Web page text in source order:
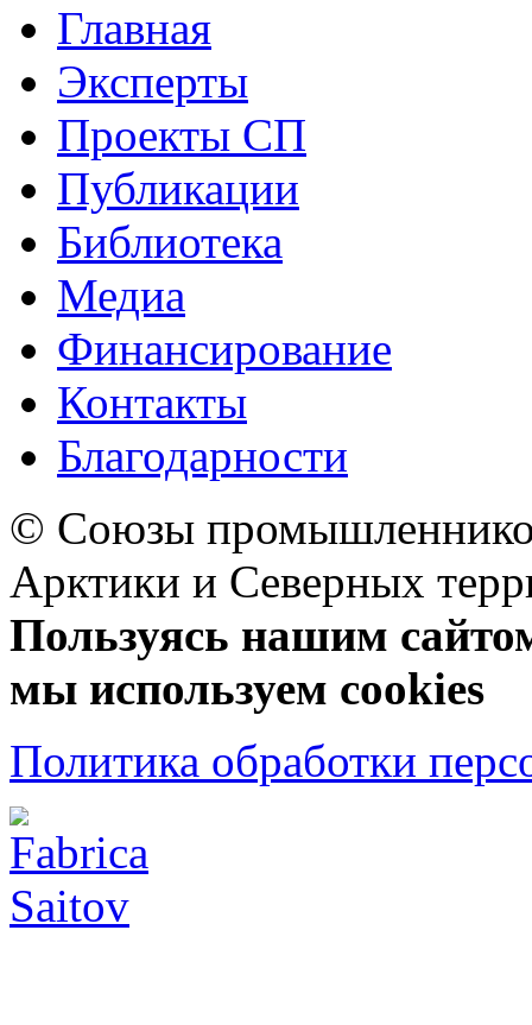
Главная
Эксперты
Проекты СП
Публикации
Библиотека
Медиа
Финансирование
Контакты
Благодарности
© Союзы
Арктики и Северных
Пользуясь нашим
мы используем cookies
Политика обработки